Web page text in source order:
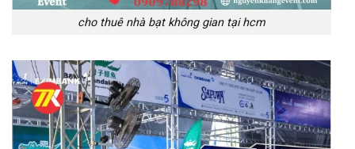
cho thuê nhà bạt không gian tại hcm